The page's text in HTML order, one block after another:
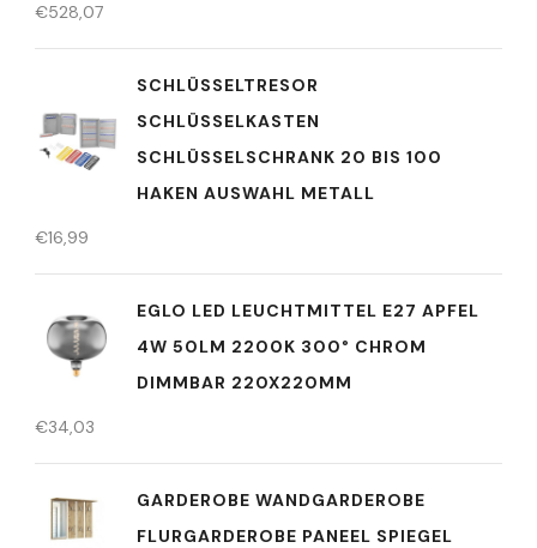
€528,07
SCHLÜSSELTRESOR
SCHLÜSSELKASTEN
SCHLÜSSELSCHRANK 20 BIS 100
HAKEN AUSWAHL METALL
€16,99
EGLO LED LEUCHTMITTEL E27 APFEL
4W 50LM 2200K 300° CHROM
DIMMBAR 220X220MM
€34,03
GARDEROBE WANDGARDEROBE
FLURGARDEROBE PANEEL SPIEGEL